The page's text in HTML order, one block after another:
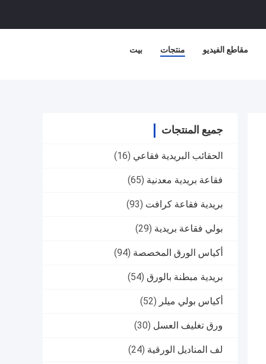
بيت منتجات مقاطع الفيديو
جميع المنتجات
الحقائب البريدية فقاعي (16)
فقاعة بريدية معدنية (65)
بريدية فقاعة كرافت (93)
بولي فقاعة بريدية (29)
أكياس الورق المخصصة (94)
بريدية مبطنة بالورق (54)
أكياس بولي ميلر (52)
ورق تغليف العسل (30)
لف المناديل الورقية (24)